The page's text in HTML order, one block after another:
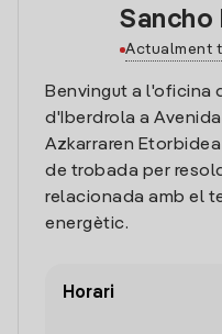
Sancho
Actualment
Benvingut a l'oficina
d'Iberdrola a
Azkarraren
de trobada per
relacionada amb el
energètic.
Horari